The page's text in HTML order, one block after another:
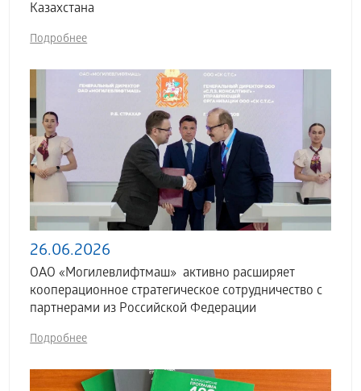
Казахстана
Подробнее
26.06.2026
ОАО «Могилевлифтмаш» активно расширяет
кооперационное стратегическое сотрудничество с
партнерами из Российской Федерации
Подробнее